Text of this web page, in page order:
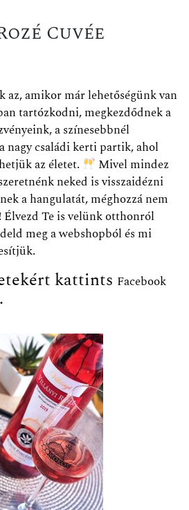
Cuvée
az, amikor már lehetőségünk van
tartózkodni, megkezdődnek a
a színesebbnél
nagy családi kerti partik, ahol
az életet.
Mivel mindez
neked is visszaidézni
a hangulatát, méghozzá nem
Élvezd Te is velünk otthonról
meg a webshopból és mi
kattints Facebook
.